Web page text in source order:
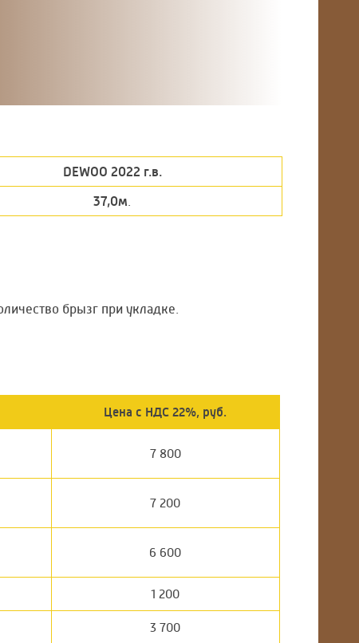
DEWOO 2022 г.в.
37,0м
брызг при укладке.
Цена с НДС 22%, руб.
7 800
7 200
6 600
1 200
3 700